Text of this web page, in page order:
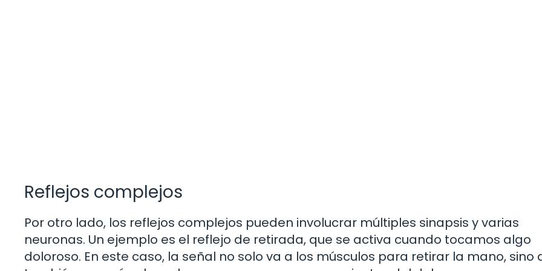
Reflejos complejos
Por otro lado, los reflejos complejos pueden involucrar múltiples sinapsis y varias
neuronas. Un ejemplo es el reflejo de retirada, que se activa cuando tocamos algo
doloroso. En este caso, la señal no solo va a los músculos para retirar la mano, sino